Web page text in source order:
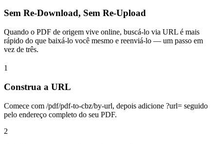
Sem Re-Download, Sem Re-Upload
Quando o PDF de origem vive online, buscá-lo via URL é mais
rápido do que baixá-lo você mesmo e reenviá-lo — um passo em
vez de três.
1
Construa a URL
Comece com /pdf/pdf-to-cbz/by-url, depois adicione ?url= seguido
pelo endereço completo do seu PDF.
2